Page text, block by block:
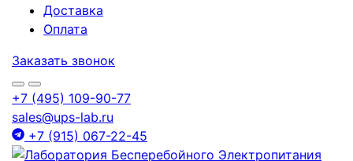
Доставка
Оплата
Заказать звонок
+7 (495) 109-90-77
sales@ups-lab.ru
+7 (915) 067-22-45